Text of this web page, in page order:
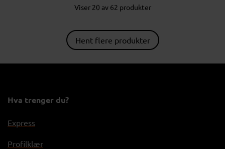
Viser 20 av 62 produkter
Hent flere produkter
Hva trenger du?
Express
Profilklær